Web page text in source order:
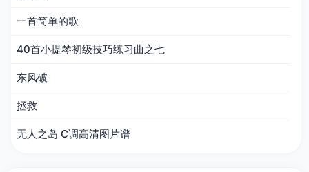
一首简单的歌
40首小提琴初级技巧练习曲之七
东风破
拯救
无人之岛 C调高清图片谱